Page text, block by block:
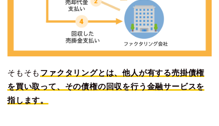
そもそも ファクタリングとは、他人が有する売掛債権
を買い取って、その債権の回収を行う金融サービスを
指します。